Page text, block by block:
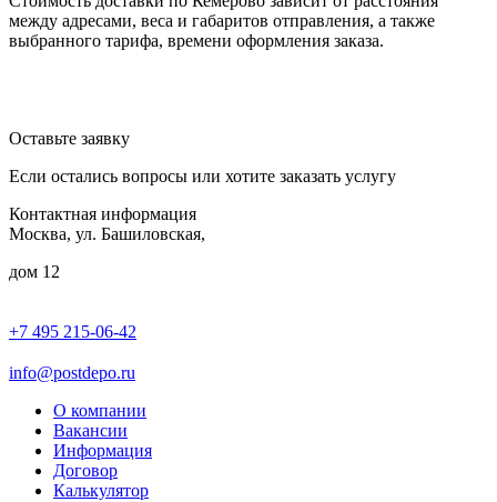
между адресами, веса и габаритов отправления, а также
выбранного тарифа, времени оформления заказа.
Оставьте заявку
Если остались вопросы или хотите заказать услугу
Контактная информация
Москва, ул. Башиловская,
дом 12
+7 495 215-06-42
info@postdepo.ru
О компании
Вакансии
Информация
Договор
Калькулятор